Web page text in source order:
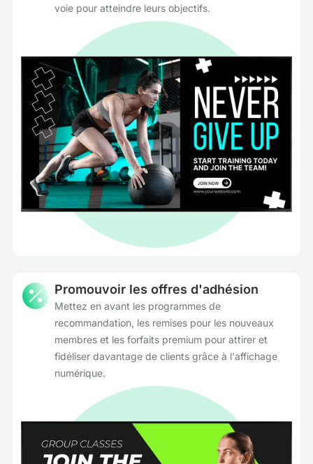
voie pour atteindre leurs objectifs.
Promouvoir les offres d'adhésion
Mettez en avant les programmes de
recommandation, les remises pour les nouveaux
membres et les forfaits premium pour attirer et
fidéliser davantage de clients grâce à l'affichage
numérique.